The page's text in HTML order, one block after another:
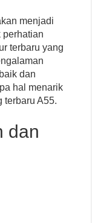
menjadi
perhatian
terbaru yang
dan
hal menarik
terbaru A55.
dan